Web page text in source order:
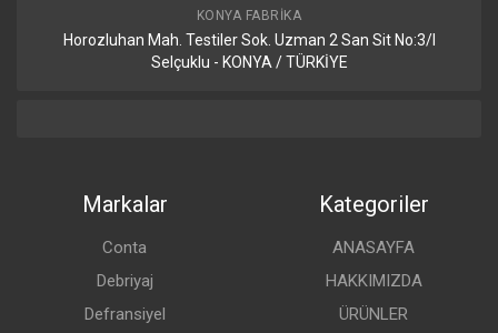
KONYA FABRIKA
Horozluhan Mah. Testiler Sok. Uzman 2 San Sit No:3/I
Selçuklu - KONYA / TÜRKİYE
Markalar
Conta
Debriyaj
Defransiyel
Kategoriler
ANASAYFA
HAKKIMIZDA
ÜRÜNLER